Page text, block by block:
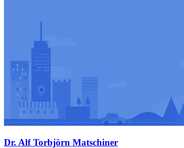
Dr. Alf Torbjörn Matschiner